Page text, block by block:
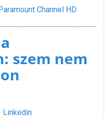
Paramount Channel HD
szem nem
Linkedin